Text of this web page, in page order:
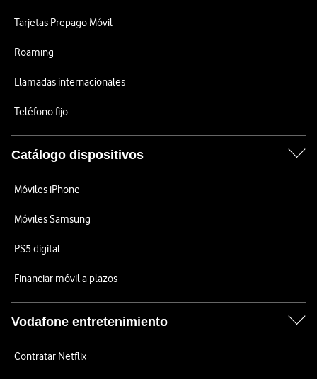
Tarjetas Prepago Móvil
Roaming
Llamadas internacionales
Teléfono fijo
Catálogo dispositivos
Móviles iPhone
Móviles Samsung
PS5 digital
Financiar móvil a plazos
Vodafone entretenimiento
Contratar Netflix